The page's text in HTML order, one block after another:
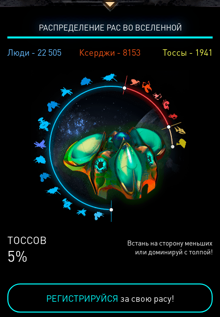
РАСПРЕДЕЛЕНИЕ РАС ВО ВСЕЛЕННОЙ
Люди - 22 505 Ксерджи - 8153 Тоссы - 1941
ЛЮДЕЙ
69%
Встань на сторону меньших
или доминируй с толпой!
РЕГИСТРИРУЙСЯ за свою расу!